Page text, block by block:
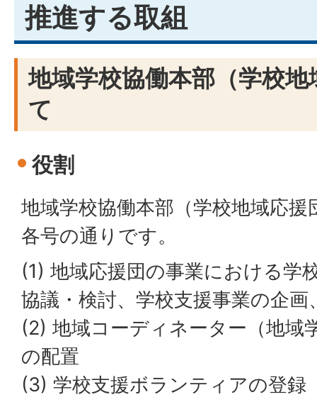
推進する取組
地域学校協働本部（学校
て
役割
地域学校協働本部（学校地域応
各号の通りです。
(1) 地域応援団の事業における学
協議・検討、学校支援事業の企画
(2) 地域コーディネーター（地域
の配置
(3) 学校支援ボランティアの登録